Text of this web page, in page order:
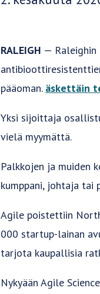
RALEIGH — Raleighin
pääoman. äskettäin
Yksi sijoittaja
vielä myymättä.
Palkkojen ja muiden
kumppani, johtaja tai
Agile poistettiin
000 startup-lainan
tarjota kaupallisia
Nykyään Agile